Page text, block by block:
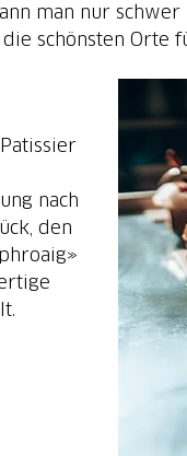
man nur
nach
den